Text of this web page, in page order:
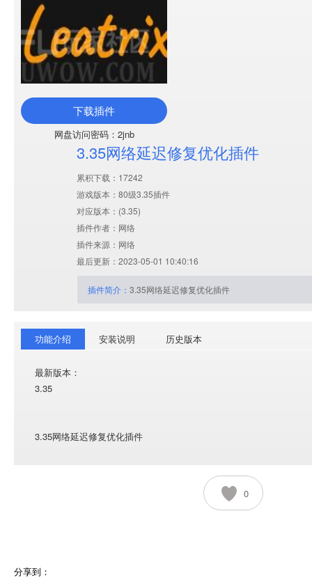
下载插件
网盘访问密码：2jnb
3.35网络延迟修复优化插件
累积下载：17242
游戏版本：80级3.35插件
对应版本：(3.35)
插件作者：网络
插件来源：网络
最后更新：2023-05-01 10:40:16
插件简介： 3.35网络延迟修复优化插件
功能介绍 安装说明 历史版本
最新版本：
3.35
3.35网络延迟修复优化插件
0
分享到：